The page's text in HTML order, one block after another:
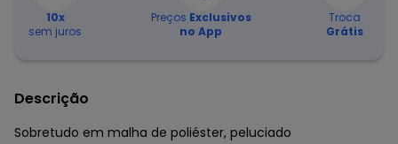
10x
sem juros
Preços Exclusivos
no App
Troca
Grátis
Descrição
Sobretudo em malha de poliéster, peluciado